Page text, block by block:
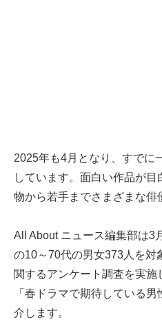
2025年も4月となり、すでに
しています。面白い作品が
物から若手までさまざまな俳
All About ニュース編集部は3
の10～70代の男女373人を対
関するアンケート調査を実施
「春ドラマで期待している
介します。